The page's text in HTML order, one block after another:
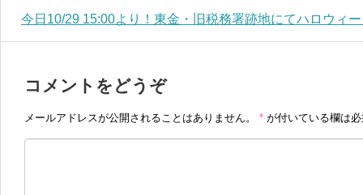
今日10/29 15:00より！東金・旧税務署跡地にてハロウィ
コメントをどうぞ
メールアドレスが公開されることはありません。 * が付いている欄は